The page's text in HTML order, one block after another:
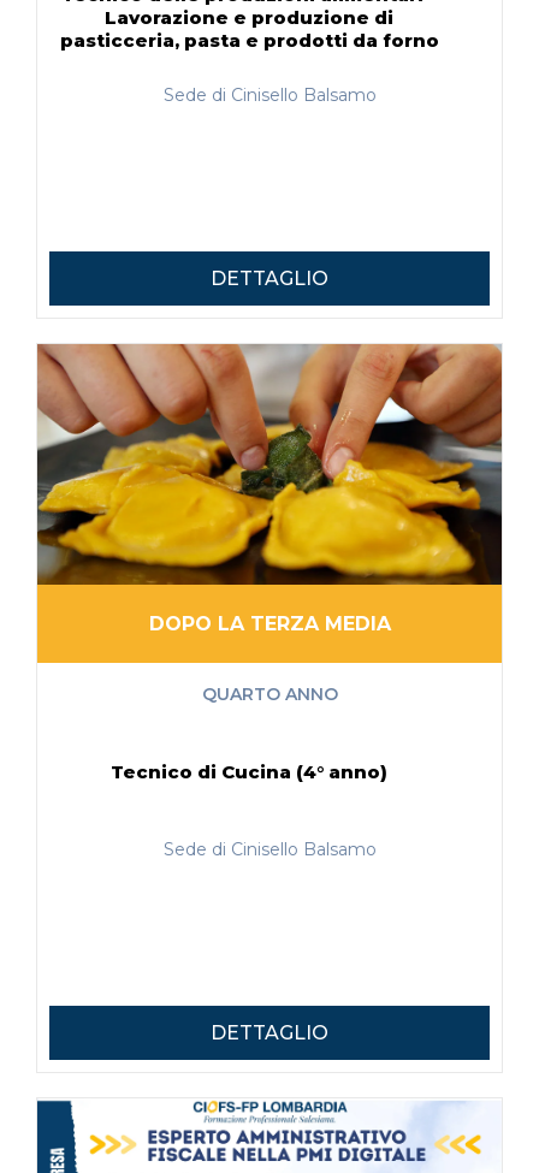
Lavorazione e produzione di
pasticceria, pasta e prodotti da forno
Sede di Cinisello Balsamo
DETTAGLIO
DOPO LA TERZA MEDIA
QUARTO ANNO
Tecnico di Cucina (4° anno)
Sede di Cinisello Balsamo
DETTAGLIO